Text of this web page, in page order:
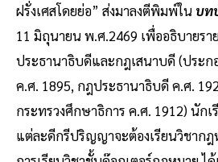
ฝรั่งเศสโดยย่อ” ส่งมาลงตีพิมพ์ใน บท
11 มิถุนายน พ.ศ.2469 เพื่ออธิบายรา
ประธานาธิบดีและกฎเสนาบดี (ประ
ค.ศ. 1895, กฎประธานาธิบดี ค.ศ.
กระทรวงศึกษาธิการ ค.ศ. 1912) นัก
แต่ละดีกรีปริญญาจะต้องเรียนวิชากฎ